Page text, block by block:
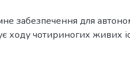
забезпечення для
ходу чотириногих живих